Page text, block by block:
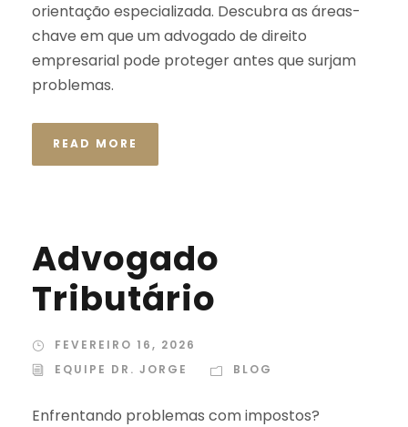
orientação especializada. Descubra as áreas-
chave em que um advogado de direito
empresarial pode proteger antes que surjam
problemas.
READ MORE
Advogado
Tributário
FEVEREIRO 16, 2026
EQUIPE DR. JORGE
BLOG
Enfrentando problemas com impostos?